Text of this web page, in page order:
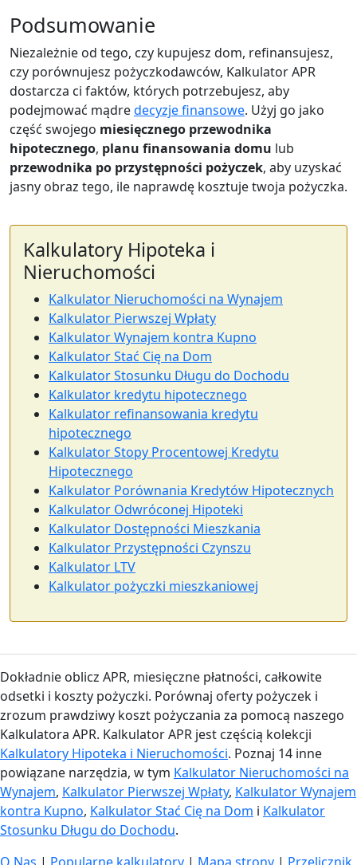
Podsumowanie
Niezależnie od tego, czy kupujesz dom, refinansujesz,
czy porównujesz pożyczkodawców, Kalkulator APR
dostarcza ci faktów, których potrzebujesz, aby
podejmować mądredecyzje finansowe. Użyj go jako
część swojego miesięcznego przewodnika
hipotecznego, planu finansowania domu lub
przewodnika po przystępności pożyczek, aby uzyskać
jasny obraz tego, ile naprawdę kosztuje twoja pożyczka.
Kalkulatory Hipoteka i
Nieruchomości
Kalkulator Nieruchomości na Wynajem
Kalkulator Pierwszej Wpłaty
Kalkulator Wynajem kontra Kupno
Kalkulator Stać Cię na Dom
Kalkulator Stosunku Długu do Dochodu
Kalkulator kredytu hipotecznego
Kalkulator refinansowania kredytu
hipotecznego
Kalkulator Stopy Procentowej Kredytu
Hipotecznego
Kalkulator Porównania Kredytów Hipotecznych
Kalkulator Odwróconej Hipoteki
Kalkulator Dostępności Mieszkania
Kalkulator Przystępności Czynszu
Kalkulator LTV
Kalkulator pożyczki mieszkaniowej
Dokładnie oblicz APR, miesięczne płatności, całkowite
odsetki i koszty pożyczki. Porównaj oferty pożyczek i
zrozum prawdziwy koszt pożyczania za pomocą naszego
Kalkulatora APR. Kalkulator APR jest częścią kolekcji
Kalkulatory Hipoteka i Nieruchomości. Poznaj 14 inne
powiązane narzędzia, w tym Kalkulator Nieruchomości na
Wynajem, Kalkulator Pierwszej Wpłaty, Kalkulator Wynajem
kontra Kupno, Kalkulator Stać Cię na Dom i Kalkulator
Stosunku Długu do Dochodu.